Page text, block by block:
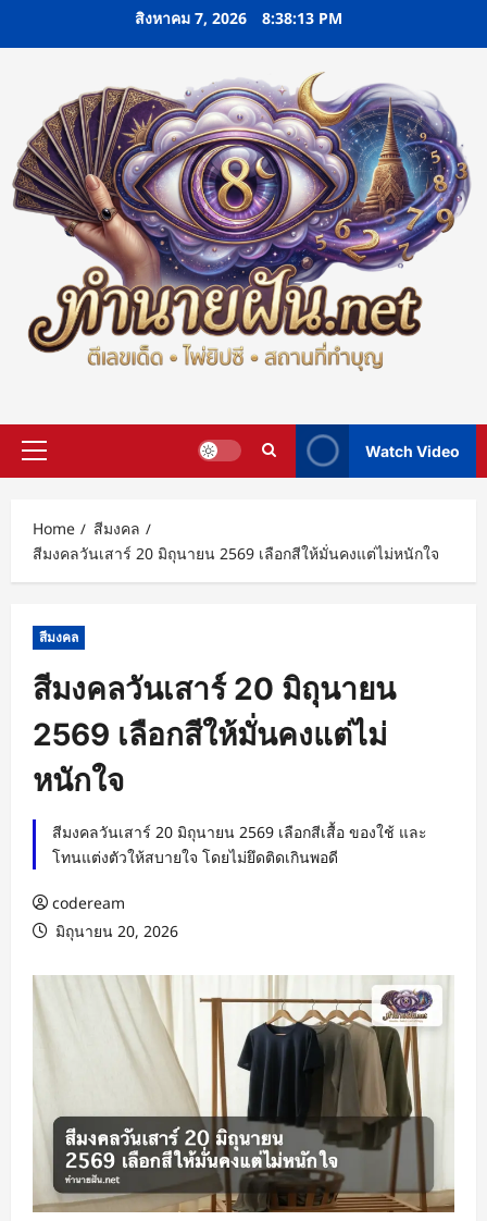
สิงหาคม 7, 2026 8:38:14 PM
Primary
Watch Video
Home
สีมงคล
สีมงคลวันเสาร์ 20 มิถุนายน 2569 เลือกสีให้มั่นคงแต่ไม่หนักใจ
สีมงคล
สีมงคลวันเสาร์ 20 มิถุนายน
2569 เลือกสีให้มั่นคงแต่ไม่
หนักใจ
สีมงคลวันเสาร์ 20 มิถุนายน 2569 เลือกสีเสื้อ ของใช้ และ
โทนแต่งตัวให้สบายใจ โดยไม่ยึดติดเกินพอดี
codeream
มิถุนายน 20, 2026